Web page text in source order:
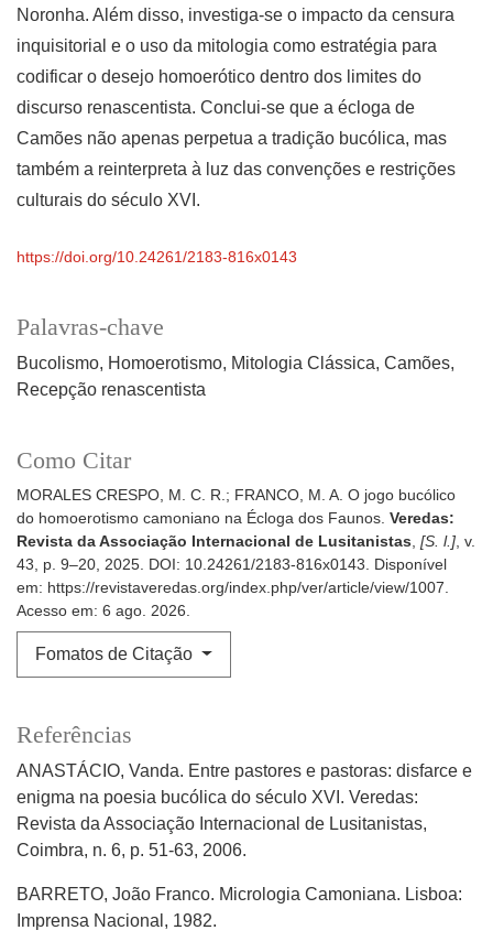
Palavras-chave
Bucolismo Homoerotismo Mitologia Clássica Camões
Recepção renascentista
Como Citar
MORALES CRESPO, M. C. R.; FRANCO, M. A. O jogo bucólico
do homoerotismo camoniano na Écloga dos Faunos. Veredas:
Revista da Associação Internacional de Lusitanistas, [S. l.], v.
43, p. 9–20, 2025. DOI: 10.24261/2183-816x0143. Disponível
em: https://revistaveredas.org/index.php/ver/article/view/1007.
Acesso em: 6 ago. 2026.
Fomatos de Citação
Noronha. Além disso, investiga-se o impacto da censura
inquisitorial e o uso da mitologia como estratégia para
codificar o desejo homoerótico dentro dos limites do
discurso renascentista. Conclui-se que a écloga de
Camões não apenas perpetua a tradição bucólica, mas
também a reinterpreta à luz das convenções e restrições
culturais do século XVI.
https://doi.org/10.24261/2183-816x0143
Referências
ANASTÁCIO, Vanda. Entre pastores e pastoras: disfarce e
enigma na poesia bucólica do século XVI. Veredas:
Revista da Associação Internacional de Lusitanistas,
Coimbra, n. 6, p. 51-63, 2006.
BARRETO, João Franco. Micrologia Camoniana. Lisboa:
Imprensa Nacional, 1982.